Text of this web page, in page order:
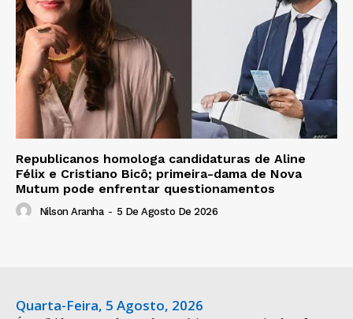
Republicanos homologa candidaturas de Aline
Félix e Cristiano Bicô; primeira-dama de Nova
Mutum pode enfrentar questionamentos
Nilson Aranha - 5 De Agosto De 2026
Quarta-Feira, 5 Agosto, 2026